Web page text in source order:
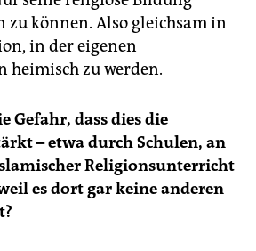
zu können. Also gleichsam in
in der eigenen
heimisch zu werden.
Gefahr, dass dies die
– etwa durch Schulen, an
Religionsunterricht
es dort gar keine anderen